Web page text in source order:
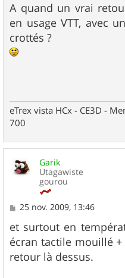
A quand un vrai
en usage VTT, avec
crottés ?
eTrex vista HCx - CE3D -
700
Garik
Utagawiste
gourou
M
s
s
a
g
e
25 nov. 2009, 13:46
et surtout en
écran tactile mouillé
retour là dessus.